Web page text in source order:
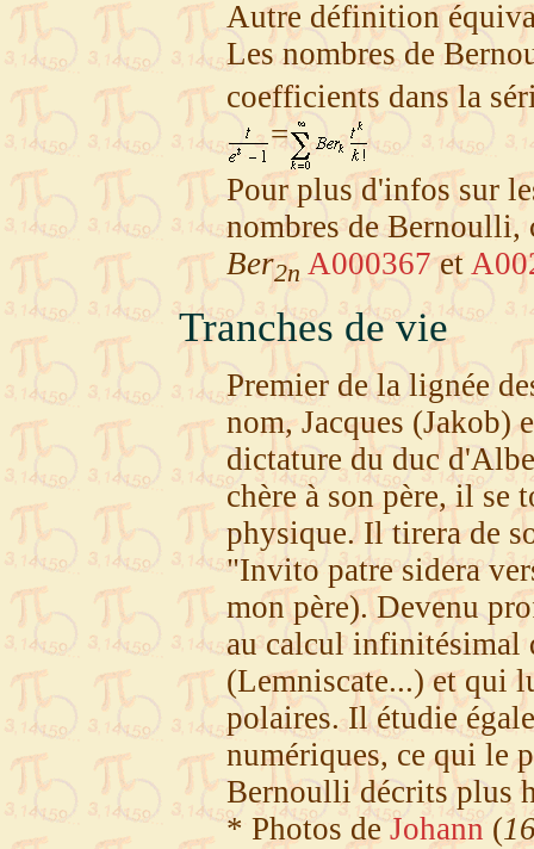
Autre définition
Les nombres de
coefficients dans la
=
Pour plus d'infos sur
nombres de
Ber2n A000367et
Tranches de vie
Premier de la lignée
nom, Jacques (Jakob)
dictature du duc
chère à son père, il se
physique. Il tirera de
"Invito patre sidera
mon père). Devenu
au calcul infinitésimal
(Lemniscate...) et qui
polaires. Il étudie
numériques, ce qui le
Bernoulli décrits plus
* Photos deJohann (